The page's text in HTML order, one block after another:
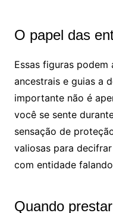
O papel das
Essas figuras
ancestrais e guias a
importante não é
você se sente
sensação de
valiosas para
com entidade
Quando